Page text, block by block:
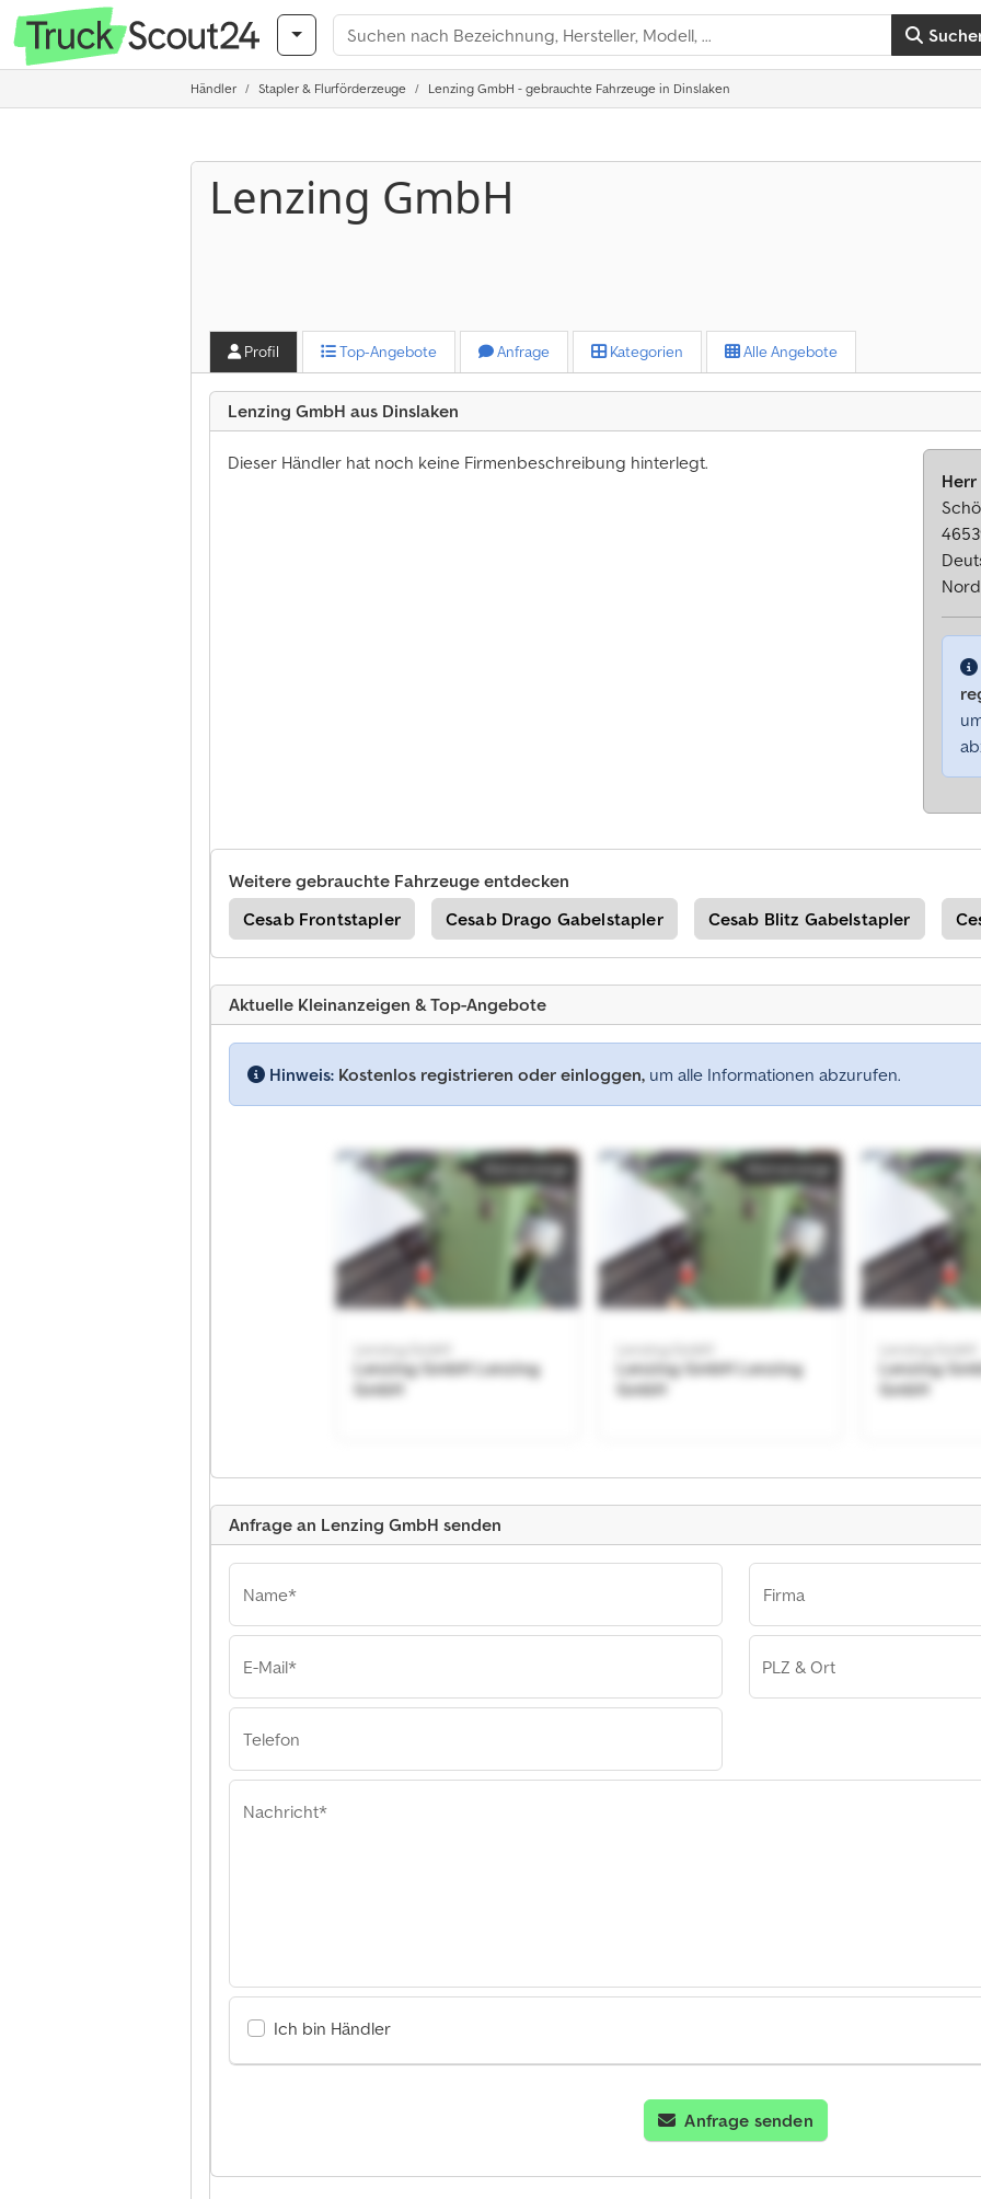
Händler Stapler & Flurförderzeuge Lenzing GmbH - gebrauchte Fahrzeuge in Dinslaken
Lenzing GmbH
Profil Top-Angebote Anfrage Kategorien Alle Angebote
Lenzing GmbH aus Dinslaken
Dieser Händler hat noch keine Firmenbeschreibung hinterlegt.
Weitere gebrauchte Fahrzeuge entdecken
Cesab Frontstapler
Cesab Drago Gabelstapler Cesab Blitz Gabelstapler
Aktuelle Kleinanzeigen & Top-Angebote
Hinweis: Kostenlos registrieren oder einloggen, um alle Informationen abzurufen.
Lenzing GmbH Lenzing
GmbH
Kleinanzeige
Lenzing GmbH Lenzing
GmbH
Kleinanzeige
Lenzing
GmbH
GmbH
Anfrage an Lenzing GmbH senden
Name*
E-Mail*
Telefon
Firma
PLZ & Ort
Nachricht*
Ich bin Händler
Anfrage senden